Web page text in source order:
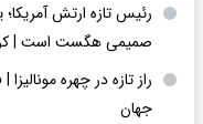
رئیس تازه ارتش
صمیمی هگست است |
راز تازه در چهره
جهان